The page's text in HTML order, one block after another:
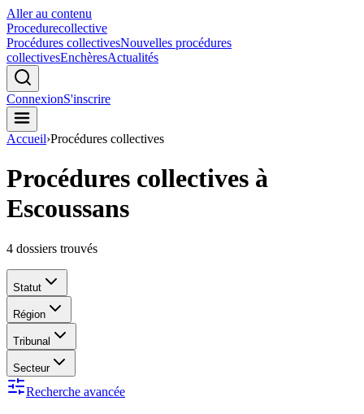
Aller au contenu
Procedurecollective
Procédures collectivesNouvelles procédures
collectivesEnchèresActualités
ConnexionS'inscrire
Accueil›Procédures collectives
Procédures collectives à
Escoussans
4 dossiers trouvés
Statut
Région
Tribunal
Secteur
Recherche avancée